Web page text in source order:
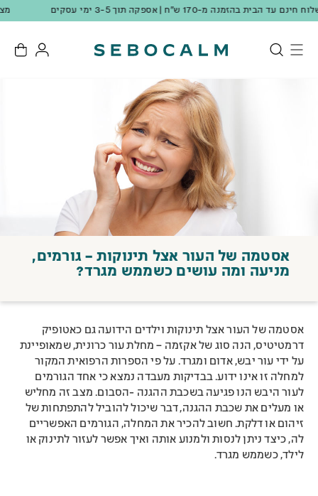
מצטרפים למועדון ונהנים מ-10 נק' מתנה + 10% הנחה ברכישה ראשונה!
אסטמה של העור אצל תינוקות – גורמים,
מניעה ומה עושים כשממש מגרד?
אסטמה של העור אצל תינוקות וילדים הידועה גם כאטופיק
דרמטיטיס, הנה סוג של אקזמה – מחלת עור כרונית, שמאופיינת
על ידי עור יבש, אדום ומגרד. על פי הספרות הרפואית המקור
למחלה זו אינו ידוע. בבדיקות מעבדה נמצא כי אחד הגורמים
לעור היבש הנו פגיעה בשכבת ההגנה -הסבום. מצב זה מחליש
או מעלים את שכבת ההגנה, דבר שיכול להוביל להתפתחות של
זיהום או דלקת. חשוב להכיר את המחלה, הגורמים האפשריים
לה, כיצד ניתן לנסות ולמנוע אותה ואיך אפשר לעזור לתינוק או
לילד, כשממש מגרד.